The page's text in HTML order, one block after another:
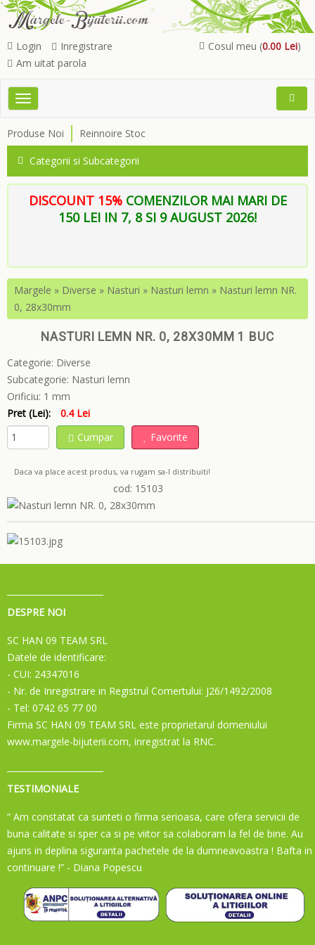
Cosul meu (0.00 Lei)
Login
Inregistrare
Am uitat parola
Toggle
Open
Produse Noi Reinnoire Stoc
Categorii si Subcategorii
DISCOUNT 15% COMENZILOR MAI MARI DE
150 LEI IN 7, 8 SI 9 AUGUST 2026!
Margele » Diverse » Nasturi » Nasturi lemn » Nasturi lemn NR.
0, 28x30mm
NASTURI LEMN NR. 0, 28X30MM 1 BUC
Categorie: Diverse
Subcategorie: Nasturi lemn
Orificiu: 1 mm
Pret (Lei):
0.4 Lei
Cumpar
Favorite
Daca va place acest produs, va rugam sa-l distribuiti!
cod: 15103
DESPRE NOI
SC HAN 09 TEAM SRL
Datele de identificare:
- CUI: 24347016
- Nr. de Inregistrare in Registrul Comertului: J26/1492/2008
- Tel: 0742 65 77 00
Firma SC HAN 09 TEAM SRL este proprietarul domeniului
www.margele-bijuterii.com, inregistrat la RNC.
TESTIMONIALE
“ Am constatat ca sunteti o firma serioasa, care ofera servicii de
buna calitate si sper ca si pe viitor sa colaboram la fel de bine. Au
ajuns in deplina siguranta pachetele de la dumneavoastra ! Bafta in
continuare !” - Diana Popescu